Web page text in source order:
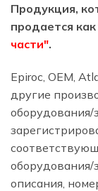
Продукция,
продается как
части".
Epiroc, OEM,
другие
оборудования/
оборудования/
описания,